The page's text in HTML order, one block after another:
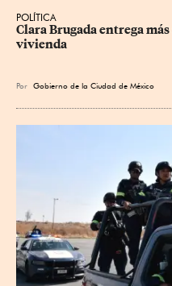
POLÍTICA
Clara Brugada entrega
vivienda
Por Gobierno de la Ciudad de México